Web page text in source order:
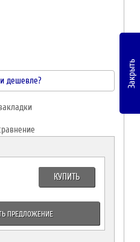
дешевле?
КУПИТЬ
ПРЕДЛОЖЕНИЕ
Закрыть